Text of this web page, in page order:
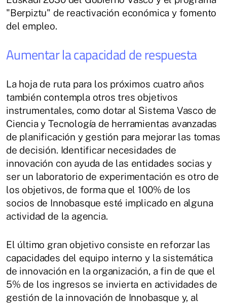
"Berpiztu" de reactivación económica y fomento
del empleo.
Aumentar la capacidad de respuesta
La hoja de ruta para los próximos cuatro años
también contempla otros tres objetivos
instrumentales, como dotar al Sistema Vasco de
Ciencia y Tecnología de herramientas avanzadas
de planificación y gestión para mejorar las tomas
de decisión. Identificar necesidades de
innovación con ayuda de las entidades socias y
ser un laboratorio de experimentación es otro de
los objetivos, de forma que el 100% de los
socios de Innobasque esté implicado en alguna
actividad de la agencia.
El último gran objetivo consiste en reforzar las
capacidades del equipo interno y la sistemática
de innovación en la organización, a fin de que el
5% de los ingresos se invierta en actividades de
gestión de la innovación de Innobasque y, al